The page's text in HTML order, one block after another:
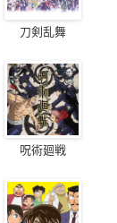
刀剣乱舞
呪術廻戦